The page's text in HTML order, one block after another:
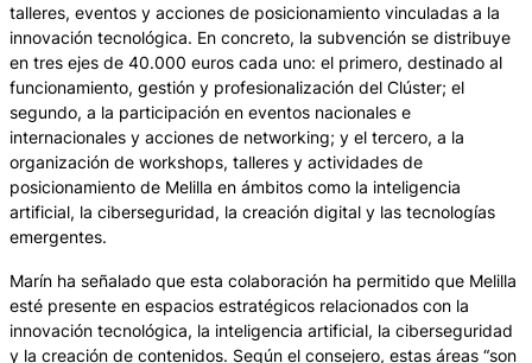
talleres, eventos y acciones de posicionamiento vinculadas a la
innovación tecnológica. En concreto, la subvención se distribuye
en tres ejes de 40.000 euros cada uno: el primero, destinado al
funcionamiento, gestión y profesionalización del Clúster; el
segundo, a la participación en eventos nacionales e
internacionales y acciones de networking; y el tercero, a la
organización de workshops, talleres y actividades de
posicionamiento de Melilla en ámbitos como la inteligencia
artificial, la ciberseguridad, la creación digital y las tecnologías
emergentes.
Marín ha señalado que esta colaboración ha permitido que Melilla
esté presente en espacios estratégicos relacionados con la
innovación tecnológica, la inteligencia artificial, la ciberseguridad
y la creación de contenidos. Según el consejero, estas áreas “son